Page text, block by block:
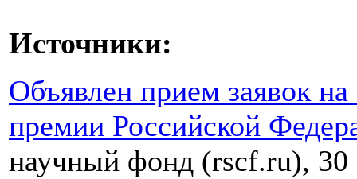
Источники:
Объявлен прием заявок
премии Российской
научный фонд (rscf.ru), 30